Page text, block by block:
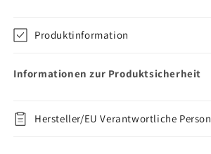
Produktinformation
Informationen zur Produktsicherheit
Hersteller/EU Verantwortliche Person